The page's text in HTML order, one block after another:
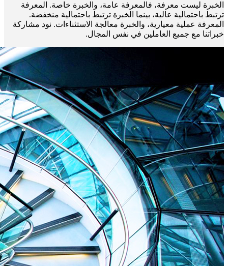
الخبرة ليست معرفة، فالمعرفة عامة، والخبرة خاصة. المعرفة
ترتبط باحتمالية عالية، بينما الخبرة ترتبط باحتمالية منخفضة.
المعرفة عملية معيارية، والخبرة معالجة الاستثناءات. نود مشاركة
خبراتنا مع جميع العاملين في نفس المجال.